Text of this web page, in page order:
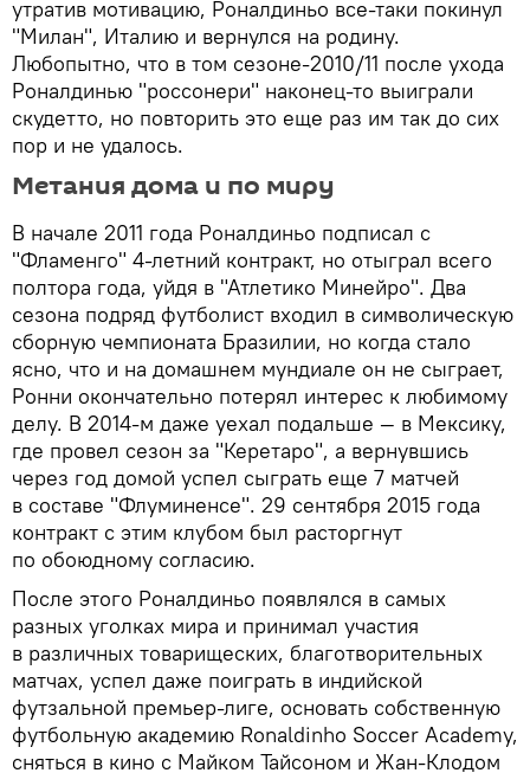
утратив мотивацию, Роналдиньо все-таки покинул
"Милан", Италию и вернулся на родину.
Любопытно, что в том сезоне-2010/11 после ухода
Роналдинью "россонери" наконец-то выиграли
скудетто, но повторить это еще раз им так до сих
пор и не удалось.
Метания дома и по миру
В начале 2011 года Роналдиньо подписал с
"Фламенго" 4-летний контракт, но отыграл всего
полтора года, уйдя в "Атлетико Минейро". Два
сезона подряд футболист входил в символическую
сборную чемпионата Бразилии, но когда стало
ясно, что и на домашнем мундиале он не сыграет,
Ронни окончательно потерял интерес к любимому
делу. В 2014-м даже уехал подальше — в Мексику,
где провел сезон за "Керетаро", а вернувшись
через год домой успел сыграть еще 7 матчей
в составе "Флуминенсе". 29 сентября 2015 года
контракт с этим клубом был расторгнут
по обоюдному согласию.
После этого Роналдиньо появлялся в самых
разных уголках мира и принимал участия
в различных товарищеских, благотворительных
матчах, успел даже поиграть в индийской
футзальной премьер-лиге, основать собственную
футбольную академию Ronaldinho Soccer Academy,
сняться в кино с Майком Тайсоном и Жан-Клодом